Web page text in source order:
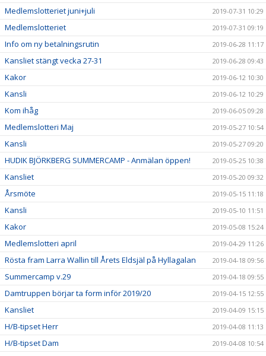
Medlemslotteriet juni+juli 2019-07-31 10:29
Medlemslotteriet 2019-07-31 09:19
Info om ny betalningsrutin 2019-06-28 11:17
Kansliet stängt vecka 27-31 2019-06-28 09:43
Kakor 2019-06-12 10:30
Kansli 2019-06-12 10:29
Kom ihåg 2019-06-05 09:28
Medlemslotteri Maj 2019-05-27 10:54
Kansli 2019-05-27 09:20
HUDIK BJÖRKBERG SUMMERCAMP - Anmälan öppen! 2019-05-25 10:38
Kansliet 2019-05-20 09:32
Årsmöte 2019-05-15 11:18
Kansli 2019-05-10 11:51
Kakor 2019-05-08 15:24
Medlemslotteri april 2019-04-29 11:26
Rösta fram Larra Wallin till Årets Eldsjäl på Hyllagalan 2019-04-18 09:56
Summercamp v.29 2019-04-18 09:55
Damtruppen börjar ta form inför 2019/20 2019-04-15 12:55
Kansliet 2019-04-09 15:15
H/B-tipset Herr 2019-04-08 11:13
H/B-tipset Dam 2019-04-08 10:54